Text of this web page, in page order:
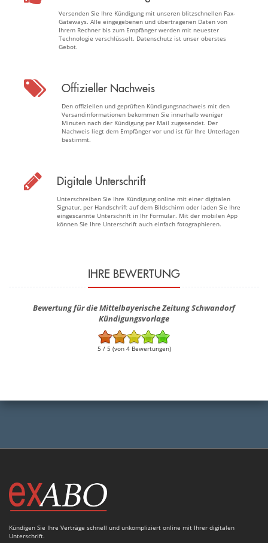
Versenden Sie Ihre Kündigung mit unseren blitzschnellen Fax-
Gateways. Alle eingegebenen und übertragenen Daten von
Ihrem Rechner bis zum Empfänger werden mit neuester
Technologie verschlüsselt. Datenschutz ist unser oberstes
Gebot.
Offizieller Nachweis
Den offiziellen und geprüften Kündigungsnachweis mit den
Versandinformationen bekommen Sie innerhalb weniger
Minuten nach der Kündigung per Mail zugesendet. Der
Nachweis liegt dem Empfänger vor und ist für Ihre Unterlagen
bestimmt.
Digitale Unterschrift
Unterschreiben Sie Ihre Kündigung online mit einer digitalen
Signatur, per Handschrift auf dem Bildschirm oder laden Sie Ihre
eingescannte Unterschrift in Ihr Formular. Mit der mobilen App
können Sie Ihre Unterschrift auch einfach fotographieren.
IHRE BEWERTUNG
Bewertung für die Mittelbayerische Zeitung Schwandorf
Kündigungsvorlage
5 / 5 (von 4 Bewertungen)
Kündigen Sie Ihre Verträge schnell und unkompliziert online mit Ihrer digitalen
Unterschrift.